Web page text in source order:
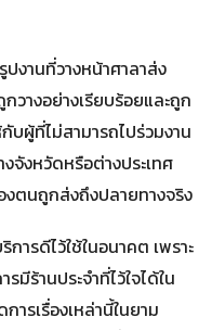
ปงานที่วางหน้าศาลาส่ง
างอย่างเรียบร้อยและถูก
บผู้ที่ไม่สามารถไปร่วมงาน
จังหวัดหรือต่างประเทศ
งตนถูกส่งถึงปลายทางจริง
ารดีไว้ใช้ในอนาคต เพราะ
ร้านประจำที่ไว้ใจได้ใน
รเรื่องเหล่านี้ในยาม